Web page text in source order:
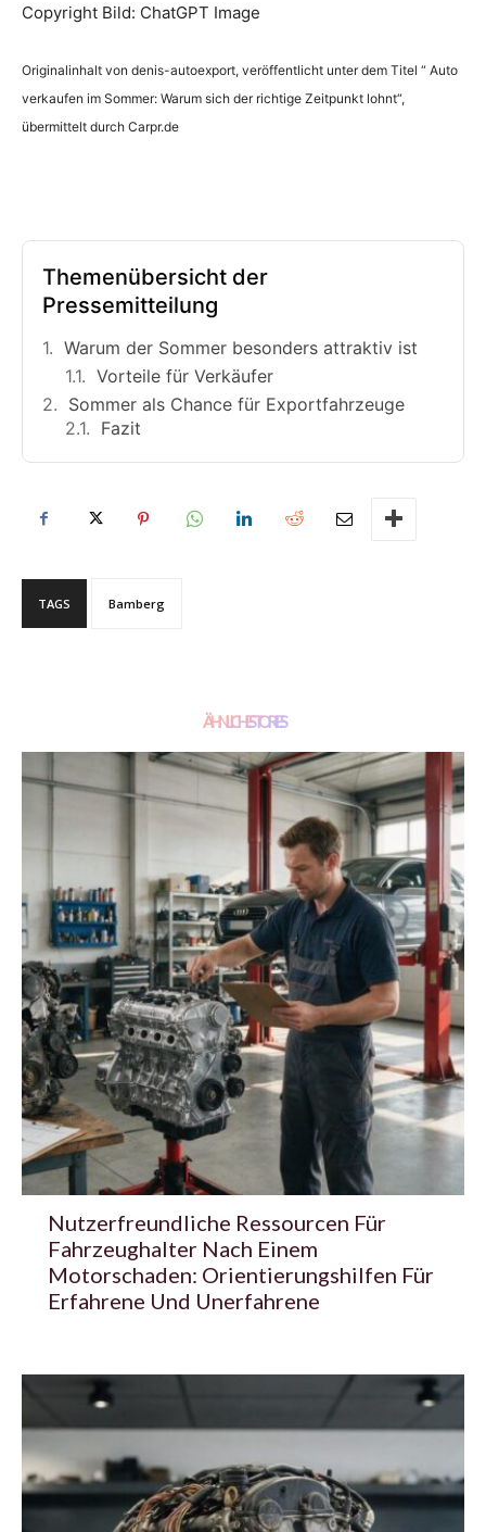
Copyright Bild: ChatGPT Image
Originalinhalt von denis-autoexport, veröffentlicht unter dem Titel “ Auto
verkaufen im Sommer: Warum sich der richtige Zeitpunkt lohnt“,
übermittelt durch Carpr.de
Themenübersicht der
Pressemitteilung
Warum der Sommer besonders attraktiv ist
Vorteile für Verkäufer
Sommer als Chance für Exportfahrzeuge
Fazit
TAGS Bamberg
ÄHNLICHE STORIES
Nutzerfreundliche Ressourcen Für
Fahrzeughalter Nach Einem
Motorschaden: Orientierungshilfen Für
Erfahrene Und Unerfahrene